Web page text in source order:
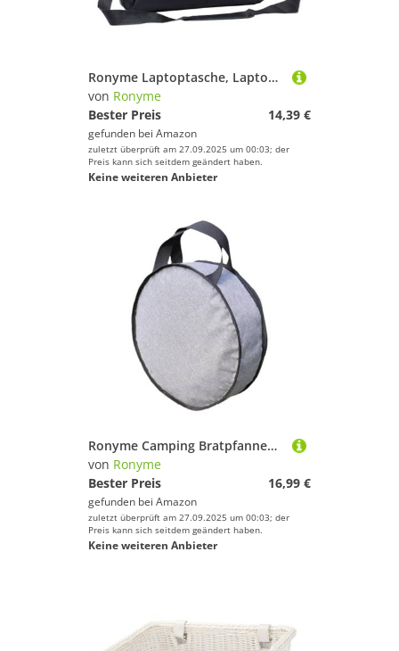
Ronyme Laptoptasche, Laptop Aktentasche, Groß, Premium Tragetasche, Schultertasche, Tragetasche für Männer Und Frauen, Reisen, Schule, Arbeit, Büro, 17 Zoll 45 cm x 34 cm
von Ronyme
Bester Preis
14,39 €
gefunden bei Amazon
zuletzt überprüft am 27.09.2025 um 00:03; der
Preis kann sich seitdem geändert haben.
Keine weiteren Anbieter
Ronyme Camping Bratpfannentasche, Grillpfannentasche, Mehrzweck-Tragetasche aus Oxford-Stoff, Kochgeschirr-Organizer, Grillpfannen-Aufbewahrungstasche für, 80cmx10cm
von Ronyme
Bester Preis
16,99 €
gefunden bei Amazon
zuletzt überprüft am 27.09.2025 um 00:03; der
Preis kann sich seitdem geändert haben.
Keine weiteren Anbieter